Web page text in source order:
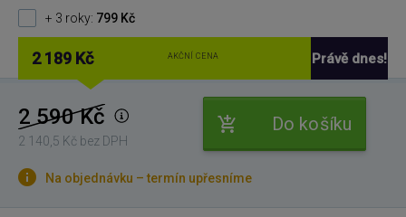
+ 3 roky: 799 Kč
2 189 Kč AKČNÍ CENA Právě dnes!
2 590 Kč
2 140,5 Kč bez DPH
Do košíku
Na objednávku – termín upřesníme